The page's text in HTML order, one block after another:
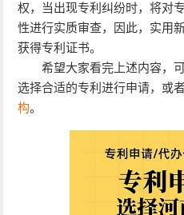
权，当出现专利纠纷时，将对
性进行实质审查，因此，实用
获得专利证书。
希望大家看完上述内容，
选择合适的专利进行申请，或
构。